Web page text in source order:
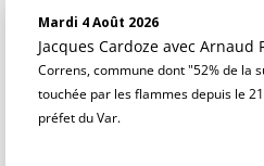
Mardi 4 Août 2026
Jacques Cardoze avec Arnaud
Correns, commune dont "52% de la
touchée par les flammes depuis le
préfet du Var.